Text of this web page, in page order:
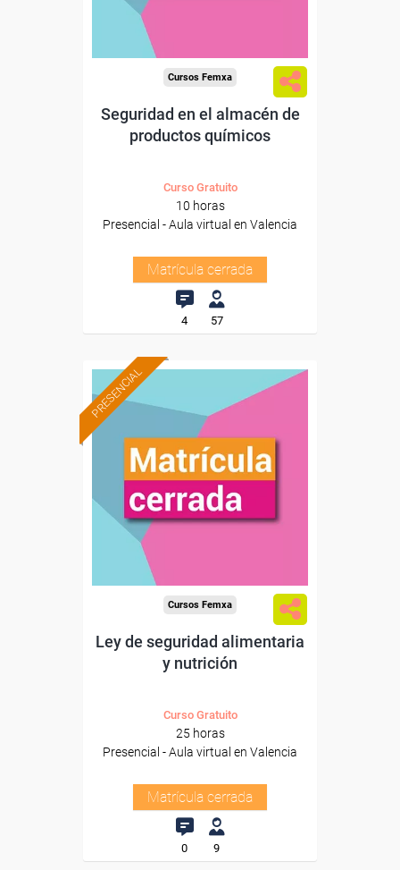
Cursos Femxa
Seguridad en el almacén de
productos químicos
Curso Gratuito
10 horas
Presencial - Aula virtual en Valencia
Matrícula cerrada
4 57
PRESENCIAL
Cursos Femxa
Ley de seguridad alimentaria
y nutrición
Curso Gratuito
25 horas
Presencial - Aula virtual en Valencia
Matrícula cerrada
0 9